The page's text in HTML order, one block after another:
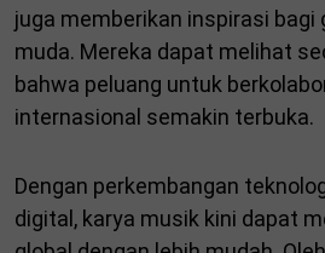
juga memberikan inspirasi bagi
muda. Mereka dapat melihat
bahwa peluang untuk
internasional semakin terbuka.
Dengan perkembangan
digital, karya musik kini dapat